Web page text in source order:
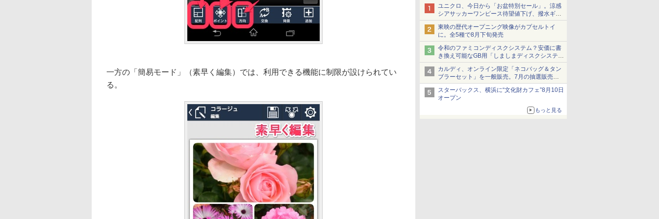
ユニクロ、今日から「お盆特別セール」。涼感
シアサッカーワンピース待望値下げ、撥水ギア
ショーツは1990円に
東映の歴代オープニング映像がカプセルトイ
に。全5種で8月下旬発売
令和のファミコンディスクシステム？安価に書
き換え可能なGB用「しましまディスクシステ
ム」
カルディ、オンライン限定「ネコバッグ＆タン
ブラーセット」を一般販売。7月の抽選販売の
当選無効分
スターバックス、横浜に“文化財カフェ”8月10日
オープン
もっと見る
一方の「簡易モード」（素早く編集）では、利用できる機能に制限が設けられてい
る。